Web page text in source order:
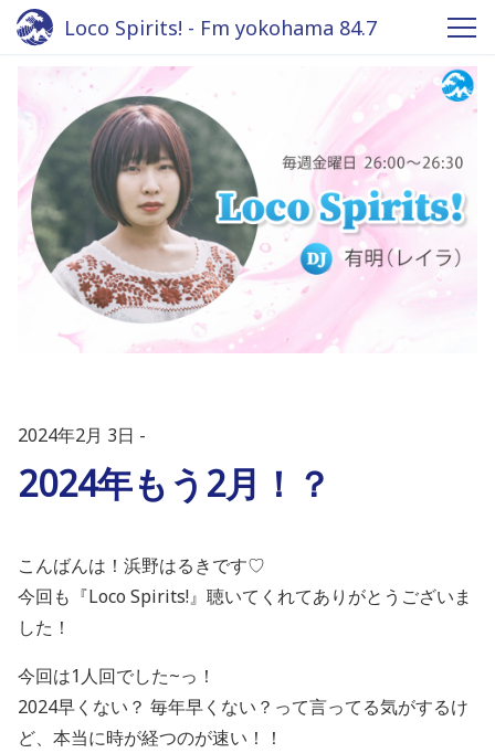
Loco Spirits! - Fm yokohama 84.7
2024年2月 3日
2024年もう2月！？
こんばんは！浜野はるきです♡
今回も『Loco Spirits!』聴いてくれてありがとうございま
した！
今回は1人回でした~っ！
2024早くない？ 毎年早くない？って言ってる気がするけ
ど、本当に時が経つのが速い！！